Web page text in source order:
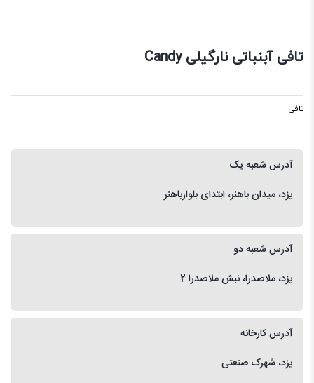
تافی آبنباتی نارگیلی Candy
تافی
آدرس شعبه یک
یزد، میدان باهنر، ابتدای بلوارباهنر
آدرس شعبه دو
یزد، ملاصدرا، نبش ملاصدرا 2
آدرس کارخانه
یزد، شهرک صنعتی